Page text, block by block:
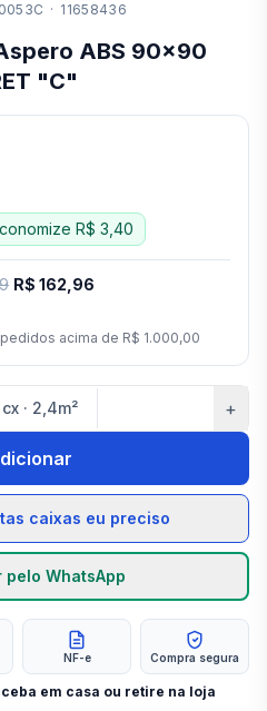
· 11658436
ABS 90x90
"C"
R$ 3,40
R$ 162,96
acima de R$ 1.000,00
cx · 2,4m² +
caixas eu preciso
pelo WhatsApp
NF-e Compra segura
em casa ou retire na loja